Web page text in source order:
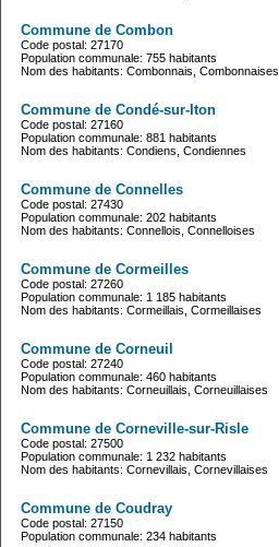
Commune de Combon
Code postal: 27170
Population communale: 755 habitants
Nom des habitants: Combonnais, Combonnaises
Commune de Condé-sur-Iton
Code postal: 27160
Population communale: 881 habitants
Nom des habitants: Condiens, Condiennes
Commune de Connelles
Code postal: 27430
Population communale: 202 habitants
Nom des habitants: Connellois, Connelloises
Commune de Cormeilles
Code postal: 27260
Population communale: 1 185 habitants
Nom des habitants: Cormeillais, Cormeillaises
Commune de Corneuil
Code postal: 27240
Population communale: 460 habitants
Nom des habitants: Corneuillais, Corneuillaises
Commune de Corneville-sur-Risle
Code postal: 27500
Population communale: 1 232 habitants
Nom des habitants: Cornevillais, Cornevillaises
Commune de Coudray
Code postal: 27150
Population communale: 234 habitants